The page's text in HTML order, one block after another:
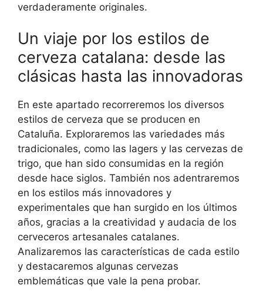
verdaderamente originales.
Un viaje por los estilos de
cerveza catalana: desde las
clásicas hasta las innovadoras
En este apartado recorreremos los diversos
estilos de cerveza que se producen en
Cataluña. Exploraremos las variedades más
tradicionales, como las lagers y las cervezas de
trigo, que han sido consumidas en la región
desde hace siglos. También nos adentraremos
en los estilos más innovadores y
experimentales que han surgido en los últimos
años, gracias a la creatividad y audacia de los
cerveceros artesanales catalanes.
Analizaremos las características de cada estilo
y destacaremos algunas cervezas
emblemáticas que vale la pena probar.